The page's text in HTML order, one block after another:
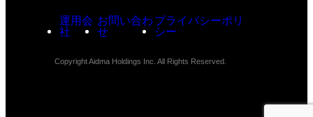
運用会
社
お問い合わ
せ
プライバシーポリ
シー
Copyright Aidma Holdings Inc. All Rights Reserved.